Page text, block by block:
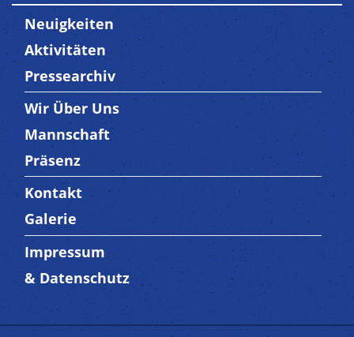
Neuigkeiten
Aktivitäten
Pressearchiv
Trenner3
Wir Über Uns
Mannschaft
Präsenz
Trenner4
Kontakt
Galerie
Trenner 5
Impressum
& Datenschutz